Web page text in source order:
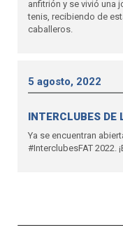
anfitrión y se vivió una
tenis, recibiendo de
caballeros.
5 agosto, 2022
INTERCLUBES DE
Ya se encuentran
#InterclubesFAT 2022.